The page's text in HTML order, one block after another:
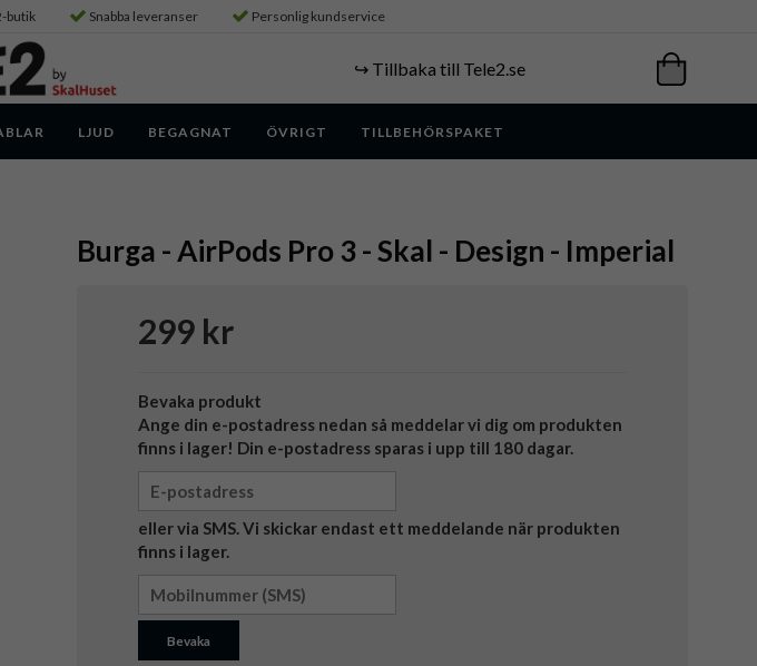
butik Snabba leveranser Personlig kundservice
↪️ Tillbaka till Tele2.se
LJUD BEGAGNAT ÖVRIGT TILLBEHÖRSPAKET
Burga - AirPods Pro 3 - Skal - Design - Imperial
299 kr
Bevaka produkt
Ange din e-postadress nedan så meddelar vi dig om produkten
finns i lager! Din e-postadress sparas i upp till 180 dagar.
eller via SMS. Vi skickar endast ett meddelande när produkten
finns i lager.
Bevaka